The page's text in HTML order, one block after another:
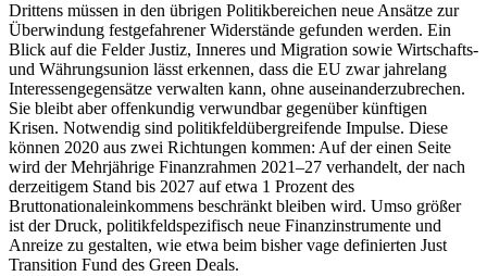
Drittens müssen in den übrigen Politikbereichen neue Ansätze zur
Überwindung festgefahrener Widerstände gefunden wer­den. Ein
Blick auf die Felder Justiz, Inneres und Migration sowie Wirtschafts-
und Wäh­rungsunion lässt erkennen, dass die EU zwar jahrelang
Interessengegensätze ver­walten kann, ohne auseinanderzubrechen.
Sie bleibt aber offenkundig verwundbar gegenüber künftigen
Krisen. Notwendig sind poli­tikfeldübergreifende Impulse. Diese
können 2020 aus zwei Richtungen kommen: Aufder einen Seite
wird der Mehr­jährige Finanzrahmen 2021–27 verhandelt, der nach
derzeitigem Stand bis 2027 auf etwa 1 Prozent des
Bruttonationaleinkommens beschränkt bleiben wird. Umso grö­ßer
ist der Druck, politikfeldspezifisch neue Finanzinstrumente und
Anreize zu gestal­ten, wie etwa beim bisher vage definierten Just
Transition Fund des Green Deals.